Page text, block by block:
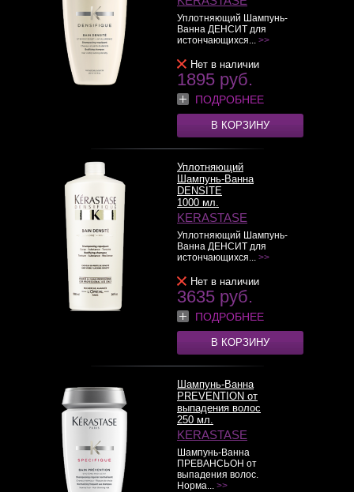
Уплотняющий Шампунь-
Ванна ДЕНСИТ для
истончающихся... >>
Нет в наличии
1895 руб.
ПОДРОБНЕЕ
В КОРЗИНУ
Уплотняющий
Шампунь-Ванна
DENSITE
1000 мл.
KERASTASE
Уплотняющий Шампунь-
Ванна ДЕНСИТ для
истончающихся... >>
Нет в наличии
3635 руб.
ПОДРОБНЕЕ
В КОРЗИНУ
Шампунь-Ванна
PREVENTION от
выпадения волос
250 мл.
KERASTASE
Шампунь-Ванна
ПРЕВАНСЬОН от
выпадения волос.
Норма... >>